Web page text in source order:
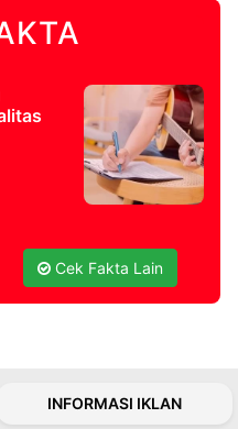
Cek Fakta Lain
INFORMASI IKLAN